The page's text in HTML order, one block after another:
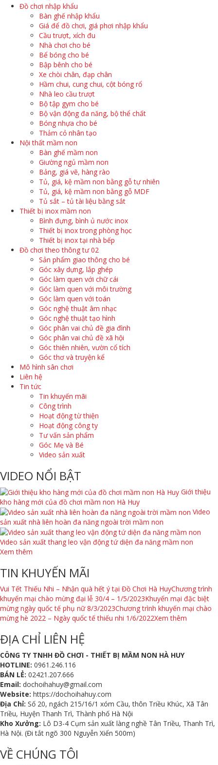
Đồ chơi nhập khẩu
Bàn ghế nhập khẩu
Giá để đồ chơi, giá phơi nhập khẩu
Cầu trượt, xích đu
Nhà chơi cho bé
Bể bóng cho bé
Bập bênh cho bé
Xe chòi chân, đạp chân
Hầm chui, cung chui, cột bóng rổ
Nhà leo cầu trượt
Bộ tập gym cho bé
Bộ vận động đa năng, bộ thể chất
Bóng nhựa cho bé
Thảm cỏ nhân tạo
Nội thất mầm non
Bàn ghế mầm non
Giường ngủ mầm non
Bảng, giá vẽ, hàng rào
Tủ, giá, kệ mầm non bằng gỗ tự nhiên
Tủ, giá, kệ mầm non bằng gỗ MDF
Tủ sắt – tủ tài liệu bằng sắt
Thiết bị inox mầm non
Bình đựng, bình ủ nước inox
Thiết bị inox trong phòng học
Thiết bị inox tại nhà bếp
Đồ chơi theo thông tư 02
Sản phẩm giao thông cho bé
Góc xây dựng, lắp ghép
Góc làm quen với chữ cái
Góc làm quen với môi trường
Góc làm quen với toán
Góc nghệ thuật âm nhạc
Góc nghệ thuật tạo hình
Góc phân vai chủ đề gia đình
Góc phân vai chủ đề xã hội
Góc thiên nhiên, vườn cổ tích
Góc thơ và truyện kể
Mô hình sân chơi
Liên hệ
Tin tức
Tin khuyến mãi
Công trình
Hoạt động từ thiện
Hoạt động công ty
Tư vấn sản phẩm
Góc Mẹ và Bé
Video sản xuất
VIDEO NỔI BẬT
Giới thiệu
kho hàng mới của đồ chơi mầm non Hà Huy
Video
sản xuất nhà liên hoàn đa năng ngoài trời mầm non
Video sản xuất thang leo vận động tứ diện đa năng mầm non
Xem thêm
TIN KHUYẾN MÃI
Vui Tết Thiếu Nhi – Nhận quà hết ý tại Đồ Chơi Hà HuyChương trình
khuyến mại chào mừng đại lễ 30/4 – 1/5/2023Khuyến mại đặc biệt
mừng ngày quốc tế phụ nữ 8/3/2023Chương trình khuyến mại chào
mừng hè 2022 – Ngày quốc tế thiếu nhi 1/6/2022Xem thêm
ĐỊA CHỈ LIÊN HỆ
CÔNG TY TNHH ĐỒ CHƠI - THIẾT BỊ MẦM NON HÀ HUY
HOTLINE: 0961.246.116
BÁN LẺ: 02421.207.666
Email: dochoihahuy@gmail.com
Website: https://dochoihahuy.com
Địa Chỉ: Số 20, ngách 215/16/1 xóm Cầu, thôn Triều Khúc, Xã Tân
Triều, Huyện Thanh Trì, Thành phố Hà Nội
Kho Xưởng: Lô D3-4 Cụm sản xuất làng nghề Tân Triều, Thanh Trì,
Hà Nội. (Đi tắt ngõ 300 Nguyễn Xiển 500m)
VỀ CHÚNG TÔI